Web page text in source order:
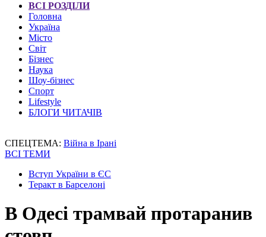
ВСІ РОЗДІЛИ
Головна
Україна
Місто
Світ
Бізнес
Наука
Шоу-бізнес
Спорт
Lifestyle
БЛОГИ ЧИТАЧІВ
СПЕЦТЕМА: Війна в Ірані
ВСІ ТЕМИ
Вступ України в ЄС
Теракт в Барселоні
В Одесі трамвай протаранив